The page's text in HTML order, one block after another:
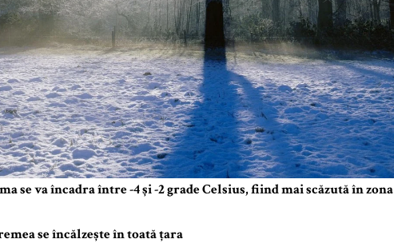
se va încadra între -4 și -2 grade Celsius, fiind mai scăzută în zona
se încălzește în toată țara